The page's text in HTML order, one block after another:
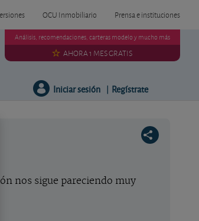
OCU Inmobiliario Prensa e instituciones
Análisis, recomendaciones, carteras modelo y mucho más
AHORA 1 MES GRATIS
Iniciar sesión | Regístrate
nos sigue pareciendo muy